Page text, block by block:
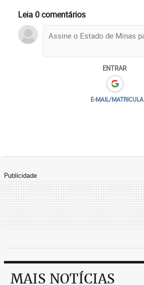
Leia 0 comentários
ENTRAR
E-MAIL/MATRICULA
Publicidade
MAIS NOTÍCIAS